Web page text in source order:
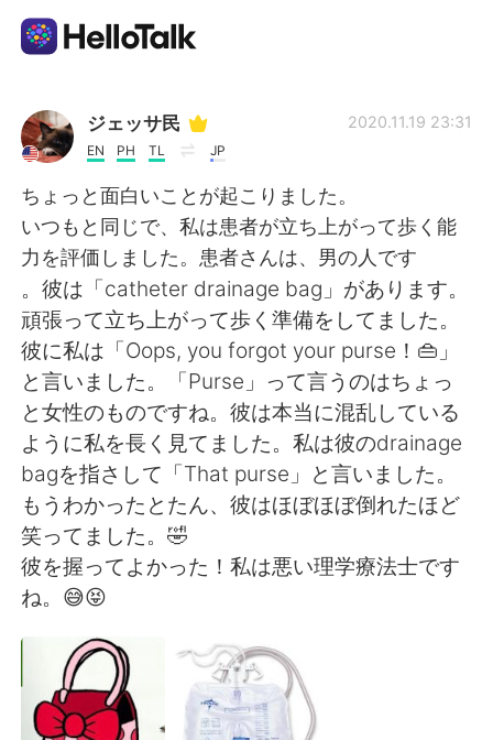
언어 교환 앱
AI Grammar Checker
한국어
English 简体中文
繁體中文 Español
العربية Français
Deutsch 日本語
Русский ไทย
Indonesia
Türkçe Tiếng Việt
Português
ジェッサ民
EN PH TL JP
2020.11.19 23:31
ちょっと面白いことが起こりました。
いつもと同じで、私は患者が立ち上がって歩く能
力を評価しました。患者さんは、男の人です
。彼は「catheter drainage bag」があります。
頑張って立ち上がって歩く準備をしてました。
彼に私は「Oops, you forgot your purse！👜」
と言いました。「Purse」って言うのはちょっ
と女性のものですね。彼は本当に混乱している
ように私を長く見てました。私は彼のdrainage
bagを指さして「That purse」と言いました。
もうわかったとたん、彼はほぼほぼ倒れたほど
笑ってました。🤣
彼を握ってよかった！私は悪い理学療法士です
ね。😅😝